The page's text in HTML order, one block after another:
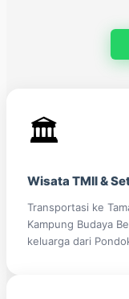
🏛️
Wisata TMII &
Transportasi ke
Kampung Budaya
keluarga dari